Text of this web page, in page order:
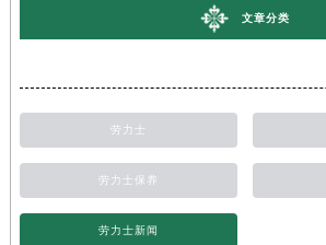
文章分类
劳力士
劳力士保养
劳力士新闻